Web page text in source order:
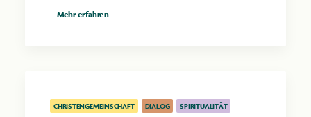
Mehr erfahren
CHRISTENGEMEINSCHAFT DIALOG SPIRITUALITÄT